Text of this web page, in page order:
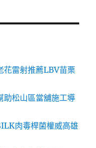
花雷射推薦LBV苗栗
助松山區當舖施工導
肉毒桿菌權威高雄